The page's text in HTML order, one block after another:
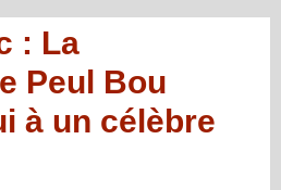
: La
Peul Bou
à un célèbre